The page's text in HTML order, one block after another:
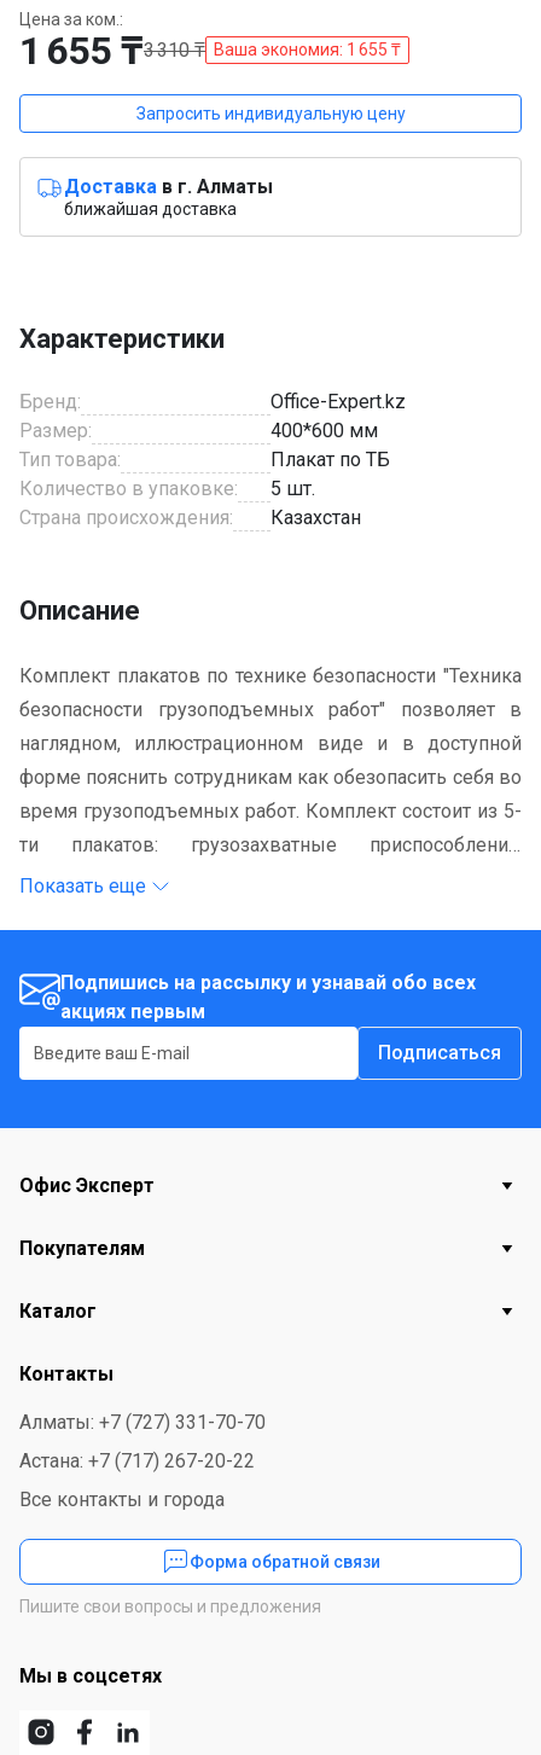
Цена за ком.:
1 655 ₸3 310 ₸ Ваша экономия: 1 655 ₸
Запросить индивидуальную цену
Доставка в г. Алматы
ближайшая доставка
Характеристики
Бренд:
Office-Expert.kz
Размер:
400*600 мм
Тип товара:
Плакат по ТБ
Количество в упаковке:
5 шт.
Страна происхождения:
Казахстан
Описание
Комплект плакатов по технике безопасности "Техника
безопасности грузоподъемных работ" позволяет в
наглядном, иллюстрационном виде и в доступной
форме пояснить сотрудникам как обезопасить себя во
время грузоподъемных работ. Комплект состоит из 5-
ти плакатов: грузозахватные приспособления,
знаковая сигнализация, правила установки кранов,
эксплуатации плакатов на предприятии.
Показать еще
Подпишись на рассылку и узнавай обо всех
акциях первым
Подписаться
Офис Эксперт
Покупателям
Каталог
Контакты
Алматы: +7 (727) 331-70-70
Астана: +7 (717) 267-20-22
Все контакты и города
Форма обратной связи
Пишите свои вопросы и предложения
Мы в соцсетях